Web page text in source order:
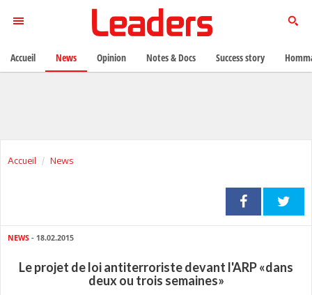
Accueil News
NEWS - 18.02.2015
Le projet de loi antiterroriste devant l'ARP «dans
deux ou trois semaines»
Accueil News Opinion Notes & Docs Success story